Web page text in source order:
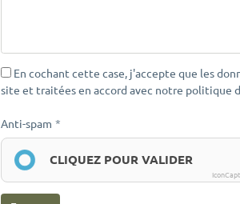
En cochant cette case, j'accepte que les
site et traitées en accord avec notre politique
Anti-spam
CLIQUEZ POUR VALIDER